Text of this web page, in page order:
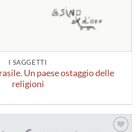
I SAGGETTI
Un paese ostaggio delle
religioni